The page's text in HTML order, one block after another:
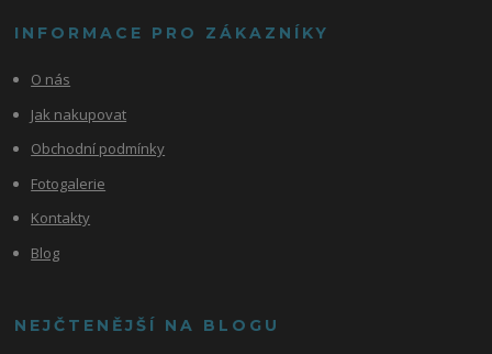
INFORMACE PRO ZÁKAZNÍKY
O nás
Jak nakupovat
Obchodní podmínky
Fotogalerie
Kontakty
Blog
NEJČTENĚJŠÍ NA BLOGU